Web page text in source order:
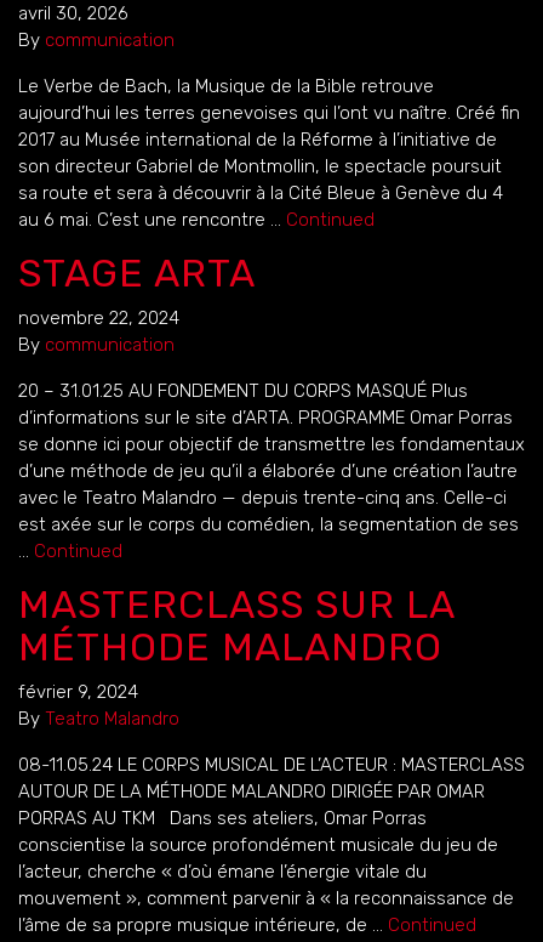
avril 30, 2026
By communication
Le Verbe de Bach, la Musique de la Bible retrouve
aujourd’hui les terres genevoises qui l’ont vu naître. Créé fin
2017 au Musée international de la Réforme à l’initiative de
son directeur Gabriel de Montmollin, le spectacle poursuit
sa route et sera à découvrir à la Cité Bleue à Genève du 4
au 6 mai. C’est une rencontre … Continued
STAGE ARTA
novembre 22, 2024
By communication
20 – 31.01.25 AU FONDEMENT DU CORPS MASQUÉ Plus
d’informations sur le site d’ARTA. PROGRAMME Omar Porras
se donne ici pour objectif de transmettre les fondamentaux
d’une méthode de jeu qu’il a élaborée d’une création l’autre
avec le Teatro Malandro — depuis trente-cinq ans. Celle-ci
est axée sur le corps du comédien, la segmentation de ses
… Continued
MASTERCLASS SUR LA
MÉTHODE MALANDRO
février 9, 2024
By Teatro Malandro
08-11.05.24 LE CORPS MUSICAL DE L’ACTEUR : MASTERCLASS
AUTOUR DE LA MÉTHODE MALANDRO DIRIGÉE PAR OMAR
PORRAS AU TKM Dans ses ateliers, Omar Porras
conscientise la source profondément musicale du jeu de
l’acteur, cherche « d’où émane l’énergie vitale du
mouvement », comment parvenir à « la reconnaissance de
l’âme de sa propre musique intérieure, de … Continued